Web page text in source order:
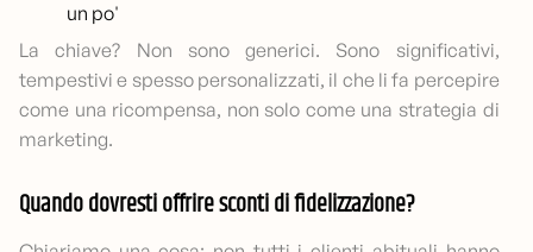
un po'
La chiave? Non sono generici. Sono significativi,
tempestivi e spesso personalizzati, il che li fa percepire
come una ricompensa, non solo come una strategia di
marketing.
Quando dovresti offrire sconti di fidelizzazione?